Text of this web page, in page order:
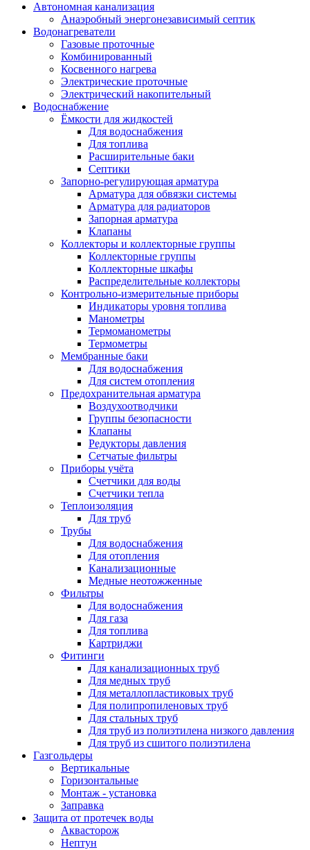
Автономная канализация
Анаэробный энергонезависимый септик
Водонагреватели
Газовые проточные
Комбинированный
Косвенного нагрева
Электрические проточные
Электрический накопительный
Водоснабжение
Ёмкости для жидкостей
Для водоснабжения
Для топлива
Расширительные баки
Септики
Запорно-регулирующая арматура
Арматура для обвязки системы
Арматура для радиаторов
Запорная арматура
Клапаны
Коллекторы и коллекторные группы
Коллекторные группы
Коллекторные шкафы
Распределительные коллекторы
Контрольно-измерительные приборы
Индикаторы уровня топлива
Манометры
Термоманометры
Термометры
Мембранные баки
Для водоснабжения
Для систем отопления
Предохранительная арматура
Воздухоотводчики
Группы безопасности
Клапаны
Редукторы давления
Сетчатые фильтры
Приборы учёта
Счетчики для воды
Счетчики тепла
Теплоизоляция
Для труб
Трубы
Для водоснабжения
Для отопления
Канализационные
Медные неотожженные
Фильтры
Для водоснабжения
Для газа
Для топлива
Картриджи
Фитинги
Для канализационных труб
Для медных труб
Для металлопластиковых труб
Для полипропиленовых труб
Для стальных труб
Для труб из полиэтилена низкого давления
Для труб из сшитого полиэтилена
Газгольдеры
Вертикальные
Горизонтальные
Монтаж - установка
Заправка
Защита от протечек воды
Аквасторож
Нептун